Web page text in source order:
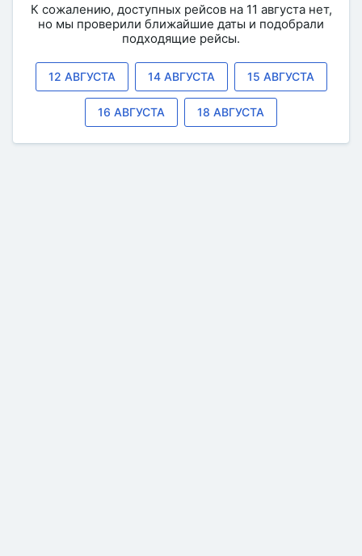
К сожалению, доступных рейсов на 11 августа нет,
но мы проверили ближайшие даты и подобрали
подходящие рейсы.
12 АВГУСТА 14 АВГУСТА 15 АВГУСТА
16 АВГУСТА 18 АВГУСТА